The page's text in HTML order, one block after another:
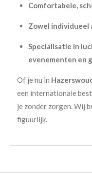
Comfortabele,
Zowel individueel
Specialisatie in
evenementen en
Of je nu in
een internationale
je zonder zorgen. Wij
figuurlijk.